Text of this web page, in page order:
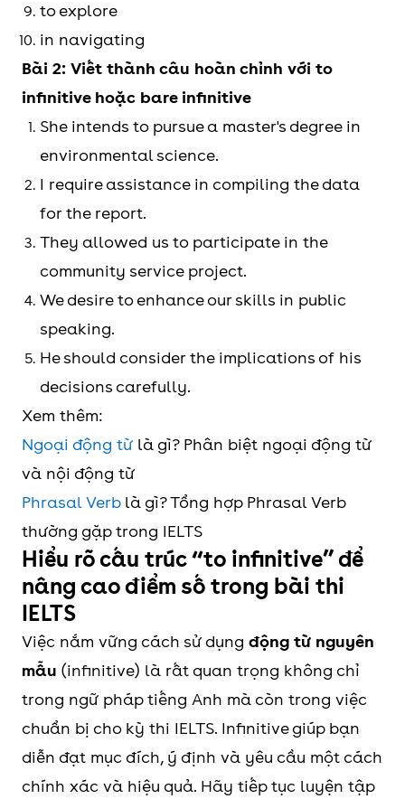
to explore
in navigating
Bài 2: Viết thành câu hoàn chỉnh với to
infinitive hoặc bare infinitive
She intends to pursue a master's degree in
environmental science.
I require assistance in compiling the data
for the report.
They allowed us to participate in the
community service project.
We desire to enhance our skills in public
speaking.
He should consider the implications of his
decisions carefully.
Xem thêm:
Ngoại động từ là gì? Phân biệt ngoại động từ
và nội động từ
Phrasal Verblà gì? Tổng hợp Phrasal Verb
thường gặp trong IELTS
Hiểu rõ cấu trúc “to infinitive” để
nâng cao điểm số trong bài thi
IELTS
Việc nắm vững cách sử dụng động từ nguyên
mẫu (infinitive) là rất quan trọng không chỉ
trong ngữ pháp tiếng Anh mà còn trong việc
chuẩn bị cho kỳ thi IELTS. Infinitive giúp bạn
diễn đạt mục đích, ý định và yêu cầu một cách
chính xác và hiệu quả. Hãy tiếp tục luyện tập